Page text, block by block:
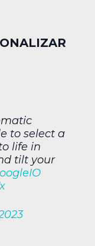
to select a
life in
tilt your